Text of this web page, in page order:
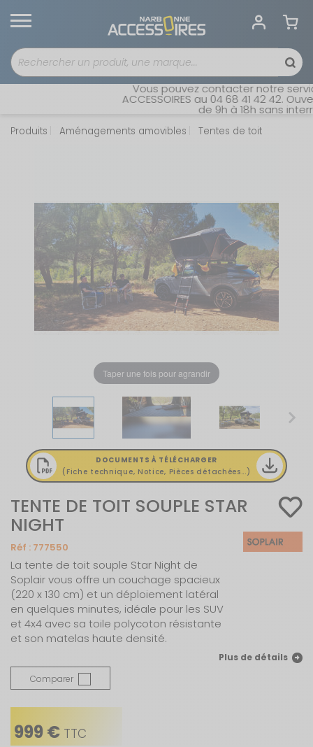
Vous pouvez contacter notre service
ACCESSOIRES au 04 68 41 42 42.
de 9h à 18h sans
Produits Aménagements amovibles Tentes de toit
Taper une fois pour agrandir
DOCUMENTS À TÉLÉCHARGER
(Fiche technique, Notice, Pièces détachées...)
TENTE DE TOIT SOUPLE STAR
NIGHT
Réf : 777550
La tente de toit souple Star Night de
Soplair vous offre un couchage spacieux
(220 x 130 cm) et un déploiement latéral
en quelques minutes, idéale pour les SUV
et 4x4 avec sa toile polycoton résistante
et son matelas haute densité.
Plus de détails
Comparer
999 € TTC